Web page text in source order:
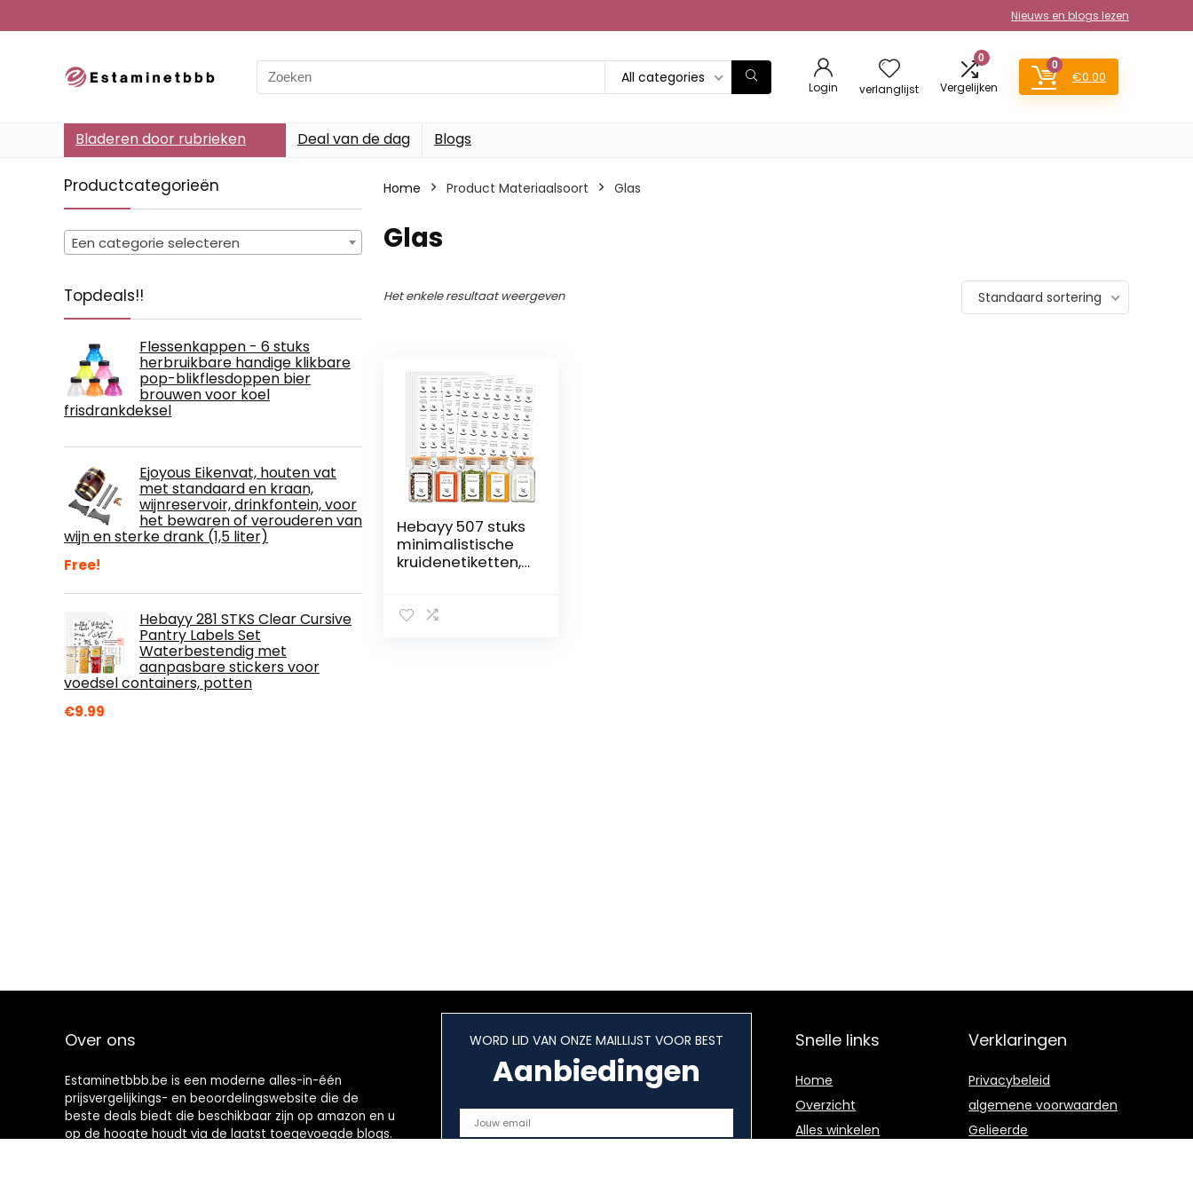
Nieuws en blogs lezen
Search
for:
All categories
Login verlanglijst
0
Vergelijken
0
€0.00
Bladeren door rubrieken Deal van de dag Blogs
Productcategorieën
Een categorie selecteren
Topdeals!!
Flessenkappen - 6 stuks
herbruikbare handige klikbare
pop-blikflesdoppen bier
brouwen voor koel
frisdrankdeksel
Ejoyous Eikenvat, houten vat
met standaard en kraan,
wijnreservoir, drinkfontein, voor
het bewaren of verouderen van
wijn en sterke drank (1,5 liter)
Free!
Hebayy 281 STKS Clear Cursive
Pantry Labels Set
Waterbestendig met
aanpasbare stickers voor
voedsel containers, potten
€9.99
Home Product Materiaalsoort ‎Glas
‎Glas
Het enkele resultaat weergeven Standaard sortering
Hebayy 507 stuks
minimalistische
kruidenetiketten,
schrijflabels voor
Over ons
Estaminetbbb.be is een moderne alles-in-één
prijsvergelijkings- en beoordelingswebsite die de
beste deals biedt die beschikbaar zijn op amazon en u
op de hoogte houdt via de laatst toegevoegde blogs.
WORD LID VAN ONZE MAILLIJST VOOR BEST
Aanbiedingen
Snelle links
Home
Overzicht
Alles winkelen
Verklaringen
Privacybeleid
algemene voorwaarden
Gelieerde